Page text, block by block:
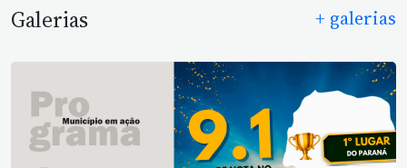
Galerias + galerias